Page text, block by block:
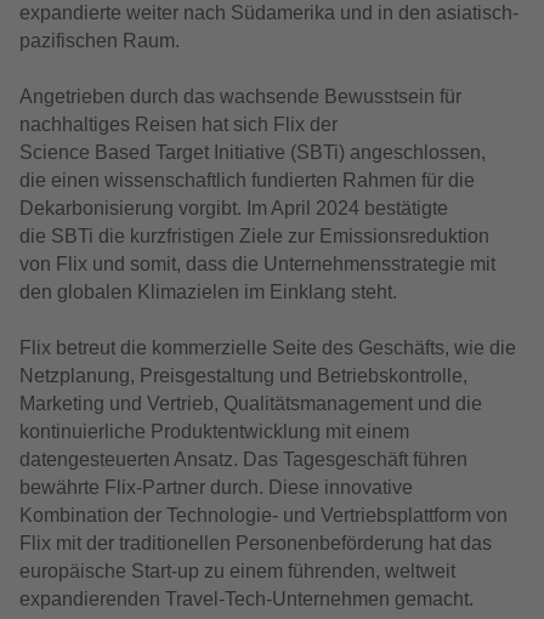
expandierte weiter nach Südamerika und in den asiatisch-
pazifischen Raum.
Angetrieben durch das wachsende Bewusstsein für
nachhaltiges Reisen hat sich Flix der
Science Based Target Initiative (SBTi) angeschlossen,
die einen wissenschaftlich fundierten Rahmen für die
Dekarbonisierung vorgibt. Im April 2024 bestätigte
die SBTi die kurzfristigen Ziele zur Emissionsreduktion
von Flix und somit, dass die Unternehmensstrategie mit
den globalen Klimazielen im Einklang steht.
Flix betreut die kommerzielle Seite des Geschäfts, wie die
Netzplanung, Preisgestaltung und Betriebskontrolle,
Marketing und Vertrieb, Qualitätsmanagement und die
kontinuierliche Produktentwicklung mit einem
datengesteuerten Ansatz. Das Tagesgeschäft führen
bewährte Flix-Partner durch. Diese innovative
Kombination der Technologie- und Vertriebsplattform von
Flix mit der traditionellen Personenbeförderung hat das
europäische Start-up zu einem führenden, weltweit
expandierenden Travel-Tech-Unternehmen gemacht.